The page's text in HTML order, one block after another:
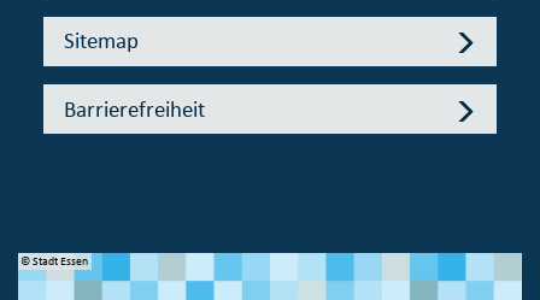
Sitemap
Barrierefreiheit
© Stadt Essen